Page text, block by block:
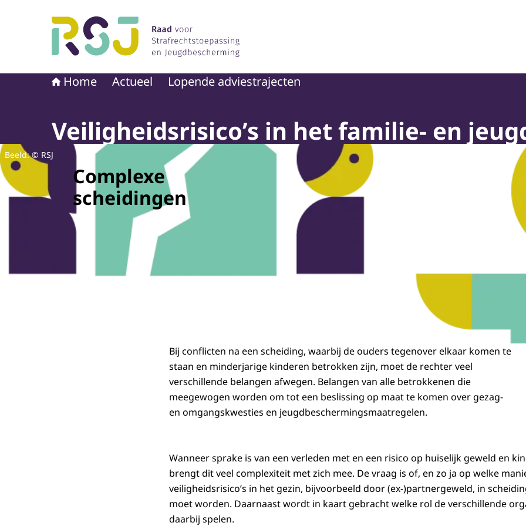
Home Actueel Lopende adviestrajecten
Veiligheidsrisico’s in het familie- en
Beeld: © RSJ
Complexe
scheidingen
Bij conflicten na een scheiding, waarbij de ouders tegenover elkaar komen te
staan en minderjarige kinderen betrokken zijn, moet de rechter veel
verschillende belangen afwegen. Belangen van alle betrokkenen die
meegewogen worden om tot een beslissing op maat te komen over gezag-
en omgangskwesties en jeugdbeschermingsmaatregelen.
Wanneer sprake is van een verleden met en een risico op huiselijk geweld en
brengt dit veel complexiteit met zich mee. De vraag is of, en zo ja op welke
veiligheidsrisico’s in het gezin, bijvoorbeeld door (ex-)partnergeweld, in
moet worden. Daarnaast wordt in kaart gebracht welke rol de verschillende
daarbij spelen.